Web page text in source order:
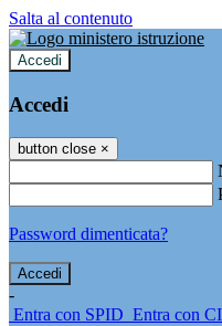
Salta al contenuto
Accedi
Accedi
button close ×
Password dimenticata?
-
Entra con SPID Entra con